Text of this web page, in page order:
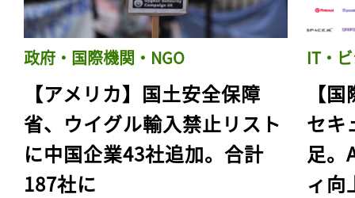
政府・国際機関・NGO
【アメリカ】国土安全保障
省、ウイグル輸入禁止リスト
に中国企業43社追加。合計
187社に
IT・
【
セキ
足。
ィ向